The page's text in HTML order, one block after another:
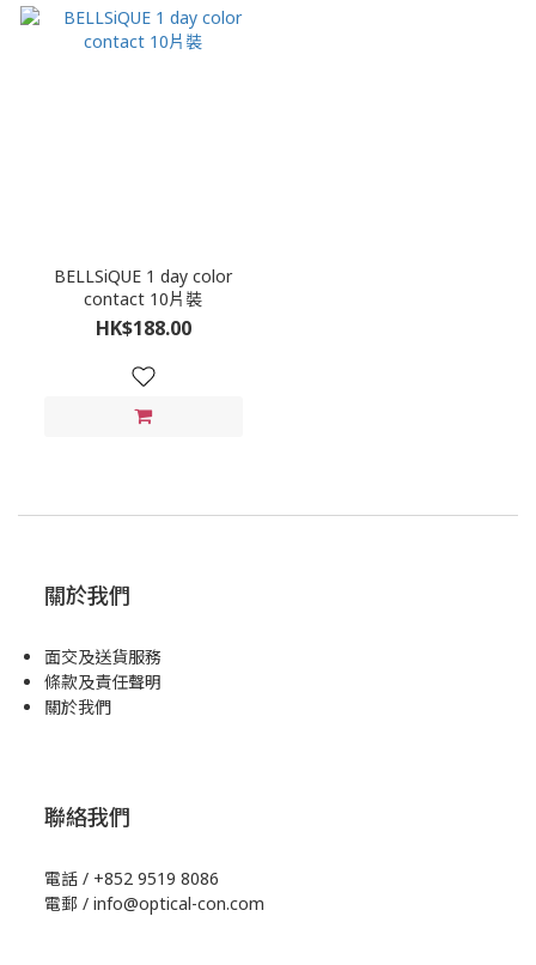
BELLSiQUE 1 day color
contact 10片裝
HK$188.00
關於我們
面交及送貨服務
條款及責任聲明
關於我們
聯絡我們
電話 / +852 9519 8086
電郵 / info@optical-con.com